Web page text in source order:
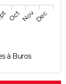
à Buros
OctNovDec